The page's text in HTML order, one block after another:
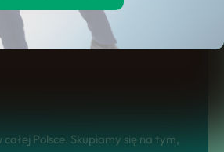
jasny model
scenariusze
Polsce. Skupiamy się na tym,